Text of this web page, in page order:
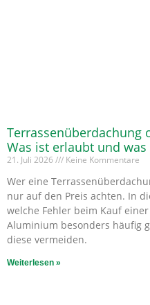
Terrassenüberdachung
Was ist erlaubt und was
21. Juli 2026 Keine Kommentare
Wer eine
nur auf den Preis achten. In
welche Fehler beim Kauf
Aluminium besonders häufig
diese vermeiden.
Weiterlesen »